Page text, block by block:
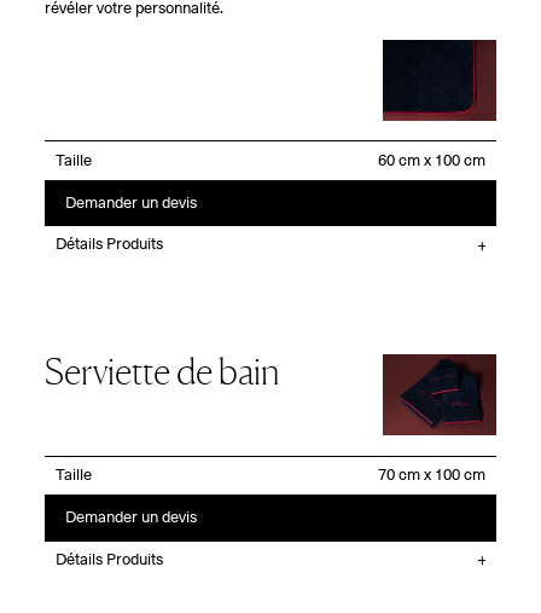
révéler votre personnalité.
Taille
Demander un devis
Détails Produits
Serviette de bain
Taille
Demander un devis
Détails Produits